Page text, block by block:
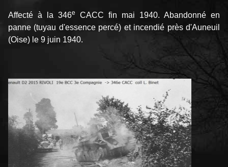
Affecté à la 346e
CACC fin mai 1940. Abandonné en
panne (tuyau d'essence percé) et incendié près d'Auneuil
(Oise) le 9 juin 1940.